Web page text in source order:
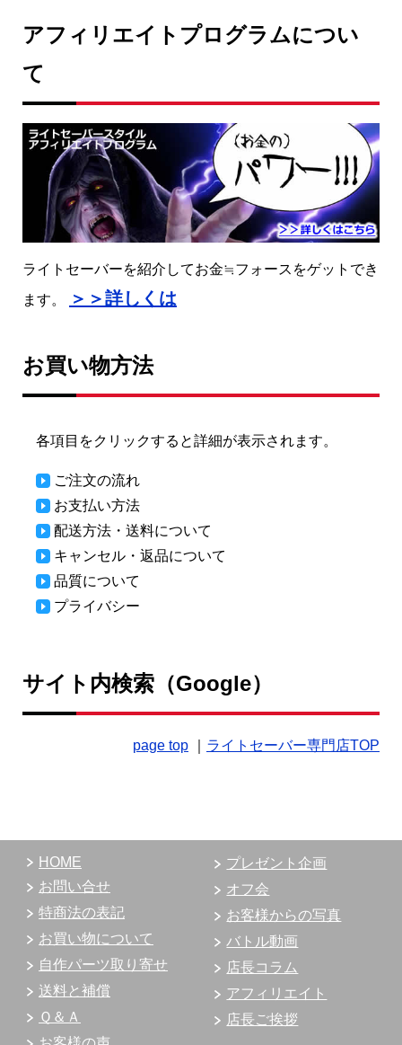
アフィリエイトプログラムについ
て
ライトセーバーを紹介してお金≒フォースをゲットでき
ます。
＞＞詳しくは
お買い物方法
各項目をクリックすると詳細が表示されます。
ご注文の流れ
お支払い方法
配送方法・送料について
キャンセル・返品について
品質について
プライバシー
サイト内検索（Google）
page top ライトセーバー専門店TOP
HOME
お問い合せ
特商法の表記
お買い物について
自作パーツ取り寄せ
送料と補償
Ｑ＆Ａ
プレゼント企画
オフ会
お客様からの写真
バトル動画
店長コラム
アフィリエイト
店長ご挨拶